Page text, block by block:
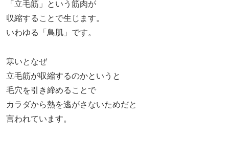
「立毛筋」という筋肉が
収縮することで生じます。
いわゆる「鳥肌」です。
寒いとなぜ
立毛筋が収縮するのかというと
毛穴を引き締めることで
カラダから熱を逃がさないためだと
言われています。